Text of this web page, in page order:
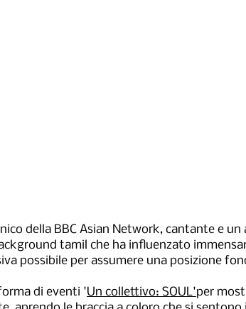
della BBC Asian Network, cantante e
tamil che ha influenzato
possibile per assumere una posizione
di eventi 'Un collettivo: SOUL'per